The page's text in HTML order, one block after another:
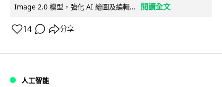
Image 2.0 模型，強化 AI 繪圖及編輯...
閱讀全文
14 分享
人工智能